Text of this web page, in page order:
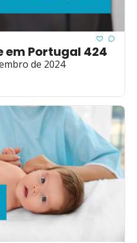
em Portugal 424
de 2024